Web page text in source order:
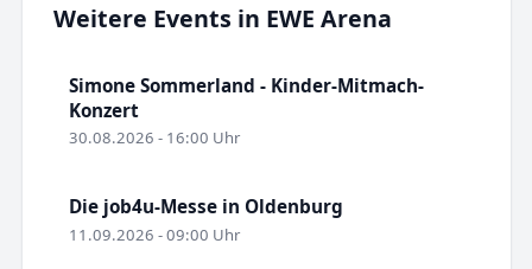
Weitere Events in EWE Arena
Simone Sommerland - Kinder-Mitmach-
Konzert
30.08.2026 - 16:00 Uhr
Die job4u-Messe in Oldenburg
11.09.2026 - 09:00 Uhr